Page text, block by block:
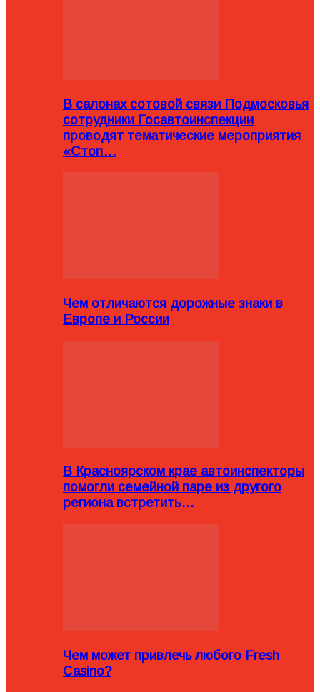
В салонах сотовой связи Подмосковья
сотрудники Госавтоинспекции
проводят тематические мероприятия
«Стоп…
Чем отличаются дорожные знаки в
Европе и России
В Красноярском крае автоинспекторы
помогли семейной паре из другого
региона встретить…
Чем может привлечь любого Fresh
Casino?